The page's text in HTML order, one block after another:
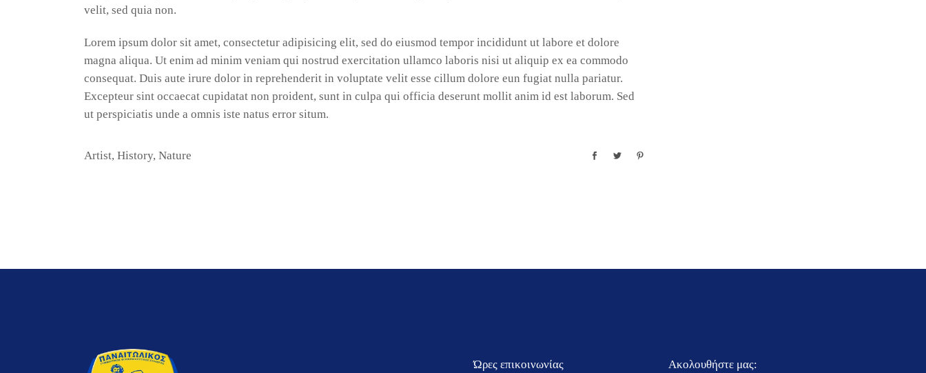
velit, sed quia non.
Lorem ipsum dolor sit amet, consectetur adipisicing elit, sed do eiusmod tempor incididunt ut labore et dolore
magna aliqua. Ut enim ad minim veniam qui nostrud exercitation ullamco laboris nisi ut aliquip ex ea commodo
consequat. Duis aute irure dolor in reprehenderit in voluptate velit esse cillum dolore eun fugiat nulla pariatur.
Excepteur sint occaecat cupidatat non proident, sunt in culpa qui officia deserunt mollit anim id est laborum. Sed
ut perspiciatis unde a omnis iste natus error situm.
Artist, History, Nature
Ώρες επικοινωνίας Ακολουθήστε μας: